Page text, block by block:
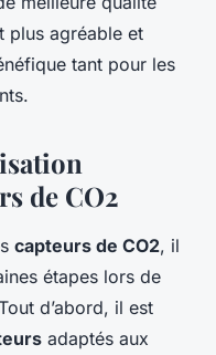
plus agréable et
tant pour les
de CO2
capteurs de CO2, il
étapes lors de
d’abord, il est
adaptés aux